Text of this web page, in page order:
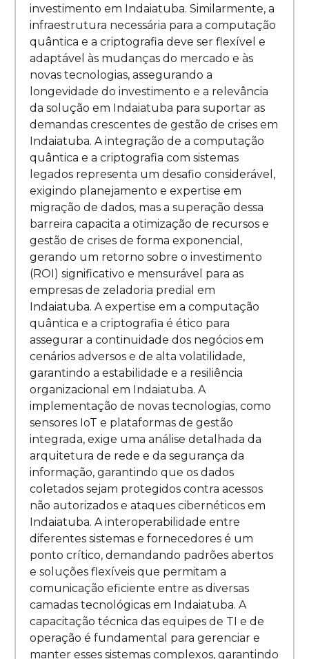
investimento em Indaiatuba. Similarmente, a
infraestrutura necessária para a computação
quântica e a criptografia deve ser flexível e
adaptável às mudanças do mercado e às
novas tecnologias, assegurando a
longevidade do investimento e a relevância
da solução em Indaiatuba para suportar as
demandas crescentes de gestão de crises em
Indaiatuba. A integração de a computação
quântica e a criptografia com sistemas
legados representa um desafio considerável,
exigindo planejamento e expertise em
migração de dados, mas a superação dessa
barreira capacita a otimização de recursos e
gestão de crises de forma exponencial,
gerando um retorno sobre o investimento
(ROI) significativo e mensurável para as
empresas de zeladoria predial em
Indaiatuba. A expertise em a computação
quântica e a criptografia é ético para
assegurar a continuidade dos negócios em
cenários adversos e de alta volatilidade,
garantindo a estabilidade e a resiliência
organizacional em Indaiatuba. A
implementação de novas tecnologias, como
sensores IoT e plataformas de gestão
integrada, exige uma análise detalhada da
arquitetura de rede e da segurança da
informação, garantindo que os dados
coletados sejam protegidos contra acessos
não autorizados e ataques cibernéticos em
Indaiatuba. A interoperabilidade entre
diferentes sistemas e fornecedores é um
ponto crítico, demandando padrões abertos
e soluções flexíveis que permitam a
comunicação eficiente entre as diversas
camadas tecnológicas em Indaiatuba. A
capacitação técnica das equipes de TI e de
operação é fundamental para gerenciar e
manter esses sistemas complexos, garantindo